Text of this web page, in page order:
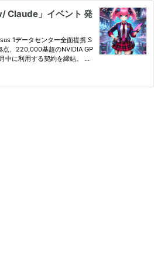
Claude」イベント 発
1データセンター全面提携 S
、220,000基超のNVIDIA GP
に利用する契約を締結。 こ